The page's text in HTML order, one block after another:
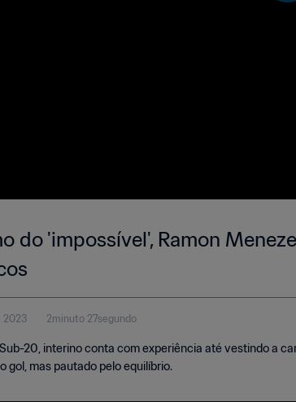
do 'impossível', Ramon
2023 2minuto 27segundo
20, interino conta com experiência até vestindo a
gol, mas pautado pelo equilíbrio.